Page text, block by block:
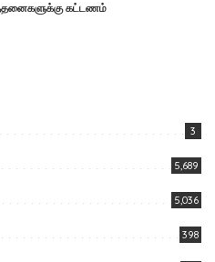
கட்டணம்
3
5,689
5,036
398